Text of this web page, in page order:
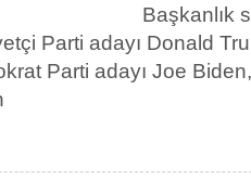
Başkanlık
Parti adayı Donald
Parti adayı Joe